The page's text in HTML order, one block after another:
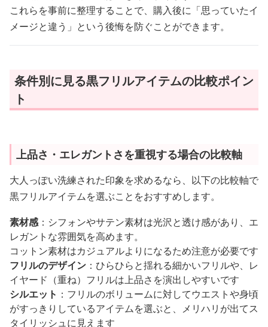
これらを事前に整理することで、購入後に「思っていたイ
メージと違う」という後悔を防ぐことができます。
条件別に見る黒フリルアイテムの比較ポイン
ト
上品さ・エレガントさを重視する場合の比較軸
大人っぽい洗練された印象を求めるなら、以下の比較軸で
黒フリルアイテムを選ぶことをおすすめします。
素材感：シフォンやサテン素材は光沢と透け感があり、エ
レガントな雰囲気を高めます。
コットン素材はカジュアルよりになるため注意が必要です
フリルのデザイン ：ひらひらと揺れる細かいフリルや、レ
イヤード（重ね）フリルは上品さを演出しやすいです
シルエット ：フリルのボリュームに対してウエストや身頃
がすっきりしているアイテムを選ぶと、メリハリが出てス
タイリッシュに見えます